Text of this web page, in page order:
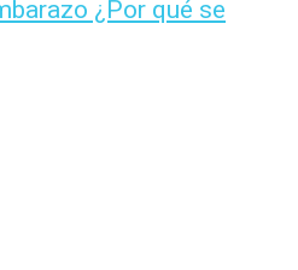
¿Por qué se